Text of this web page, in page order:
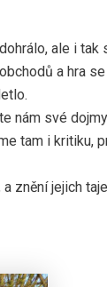
ale i
a hra
nám své
tam i kritiku,
jejich